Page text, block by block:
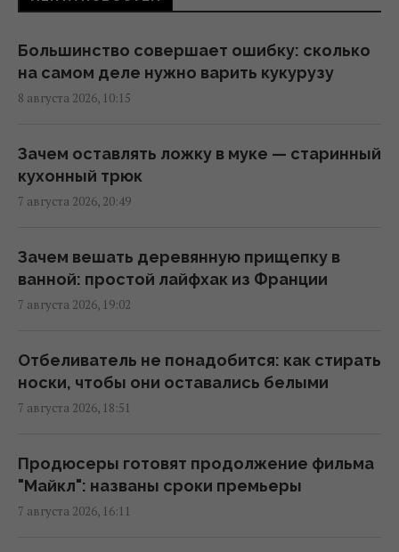
08:58 суббота, 08 августа 2026
Вышел трейлер нового римейка "Аферы
08:34 суббота, 08 августа 2026
День Независимости 2026: 24 августа -
08:30 суббота, 08 августа 2026
Клубника против голубики: исследование
питательных веществ
07:31 суббота, 08 августа 2026
православный календарь на август 2026
07:30 суббота, 08 августа 2026
Большинство совершает ошибку: сколько
на самом деле нужно варить кукурузу
8 августа 2026, 10:15
Зачем оставлять ложку в муке — старинный
кухонный трюк
7 августа 2026, 20:49
Зачем вешать деревянную прищепку в
ванной: простой лайфхак из Франции
7 августа 2026, 19:02
Отбеливатель не понадобится: как стирать
носки, чтобы они оставались белыми
7 августа 2026, 18:51
Продюсеры готовят продолжение фильма
"Майкл": названы сроки премьеры
7 августа 2026, 16:11